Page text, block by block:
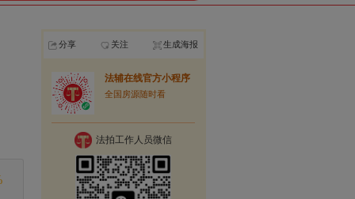
分享 关注 生成海报
法辅在线官方小程序
全国房源随时看
法拍工作人员微信